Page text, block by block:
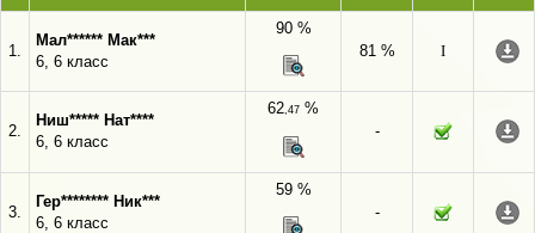
1.
Мал****** Мак***
6, 6 класс
90 %
81 %
I
2.
Ниш***** Нат****
6, 6 класс
62,47 %
-
3.
Гер******** Ник***
6, 6 класс
59 %
-